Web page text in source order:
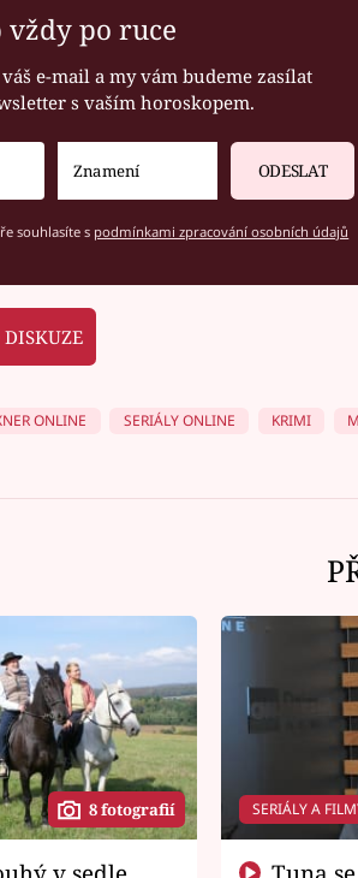
vždy po ruce
e-mail a my vám budeme zasílat
s vaším horoskopem.
ODESLAT
souhlasíte s podmínkami zpracování osobních údajů
DISKUZE
ONLINE SERIÁLY ONLINE KRIMI
8 fotografií SERIÁLY A